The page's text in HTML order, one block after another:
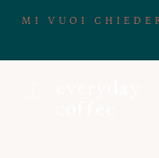
MI VUOI